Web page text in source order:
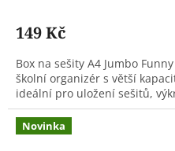
149 Kč
Box na sešity A4 Jumbo
školní organizér s větší
ideální pro uložení sešitů,
Novinka